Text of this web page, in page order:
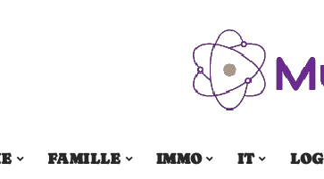
FAMILLE IMMO IT